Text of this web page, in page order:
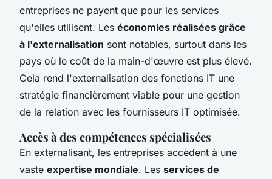
entreprises ne payent que pour les services
qu'elles utilisent. Les économies réalisées grâce
à l'externalisation sont notables, surtout dans les
pays où le coût de la main-d'œuvre est plus élevé.
Cela rend l'externalisation des fonctions IT une
stratégie financièrement viable pour une gestion
de la relation avec les fournisseurs IT optimisée.
Accès à des compétences spécialisées
En externalisant, les entreprises accèdent à une
vaste expertise mondiale. Les services de